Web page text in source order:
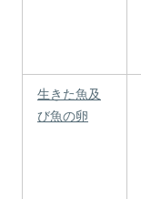
生きた魚及
び魚の卵